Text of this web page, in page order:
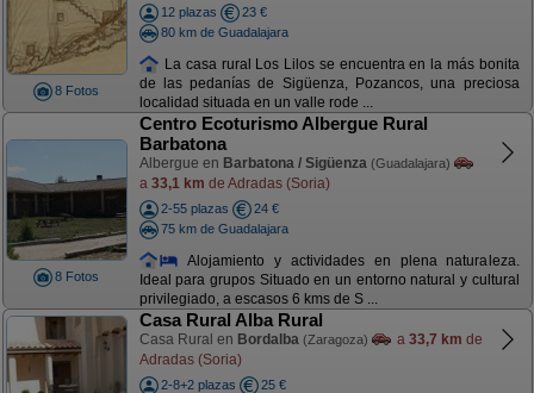
8 Fotos
12 plazas
23 €
80 km de Guadalajara
La casa rural Los Lilos se encuentra en la más bonita
de las pedanías de Sigüenza, Pozancos, una preciosa
localidad situada en un valle rode ...
8 Fotos
Centro Ecoturismo Albergue Rural
Barbatona
Albergue en Barbatona / Sigüenza (Guadalajara)
a 33,1 km de Adradas (Soria)
2-55 plazas
24 €
75 km de Guadalajara
Alojamiento y actividades en plena naturaleza.
Ideal para grupos Situado en un entorno natural y cultural
privilegiado, a escasos 6 kms de S ...
Casa Rural Alba Rural
Casa Rural en Bordalba (Zaragoza) a 33,7 km de
Adradas (Soria)
2-8+2 plazas
25 €